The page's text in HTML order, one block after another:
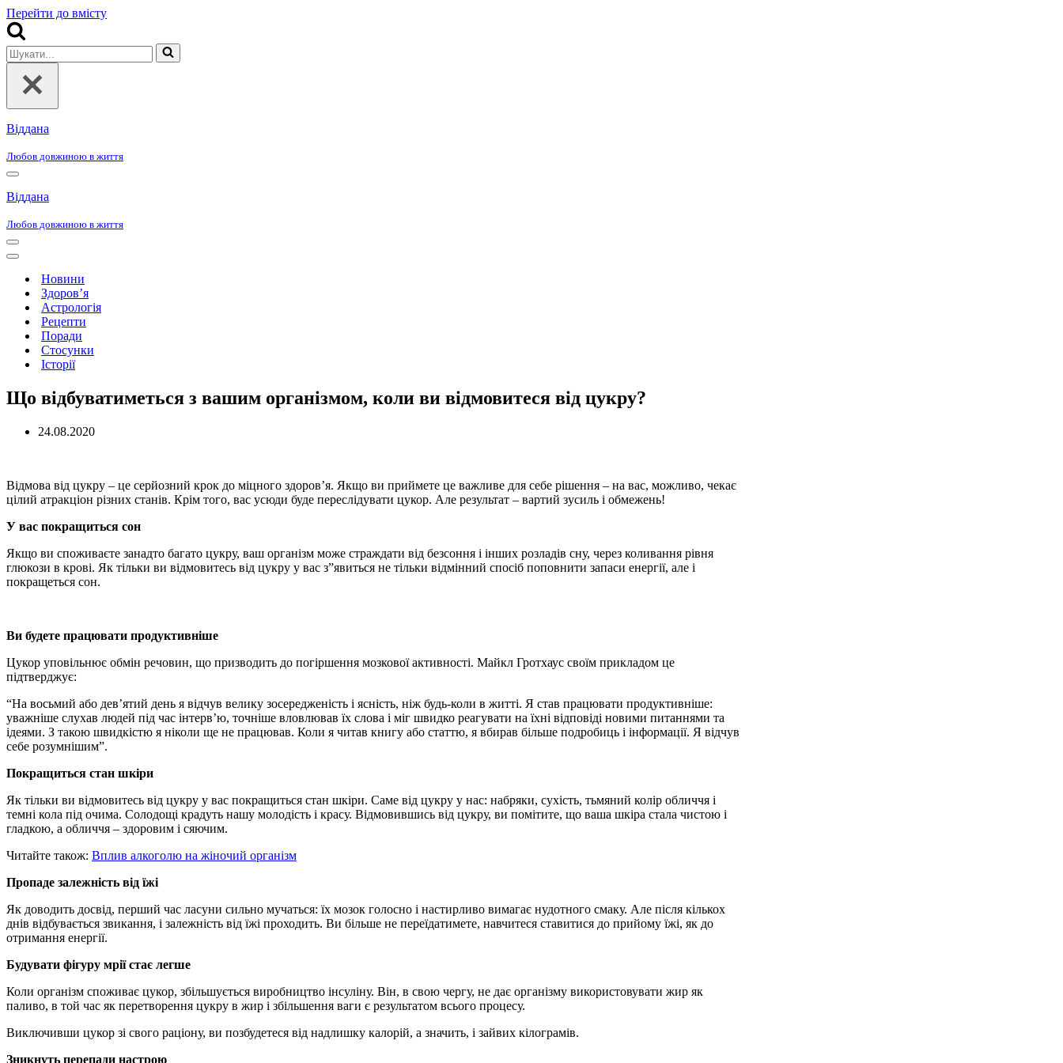
Перейти до вмісту
Шукати...
Віддана
Любов довжиною в життя
Меню
навігації
Віддана
Любов довжиною в життя
Меню
навігації
Меню
навігаціїНовини
Здоров’я
Астрологія
Рецепти
Поради
Стосунки
Історії
Що відбуватиметься з вашим організмом, коли ви відмовитеся від цукру?
24.08.2020
Відмова від цукру – це серйозний крок до міцного здоров’я. Якщо ви приймете це важливе для себе рішення – на вас, можливо, чекає
цілий атракціон різних станів. Крім того, вас усюди буде переслідувати цукор. Але результат – вартий зусиль і обмежень!
У вас покращиться сон
Якщо ви споживаєте занадто багато цукру, ваш організм може страждати від безсоння і інших розладів сну, через коливання рівня
глюкози в крові. Як тільки ви відмовитесь від цукру у вас з”явиться не тільки відмінний спосіб поповнити запаси енергії, але і
покращеться сон.
Ви будете працювати продуктивніше
Цукор уповільнює обмін речовин, що призводить до погіршення мозкової активності. Майкл Гротхаус своїм прикладом це
підтверджує:
“На восьмий або дев’ятий день я відчув велику зосередженість і ясність, ніж будь-коли в житті. Я став працювати продуктивніше:
уважніше слухав людей під час інтерв’ю, точніше вловлював їх слова і міг швидко реагувати на їхні відповіді новими питаннями та
ідеями. З такою швидкістю я ніколи ще не працював. Коли я читав книгу або статтю, я вбирав більше подробиць і інформації. Я відчув
себе розумнішим”.
Покращиться стан шкіри
Як тільки ви відмовитесь від цукру у вас покращиться стан шкіри. Саме від цукру у нас: набряки, сухість, тьмяний колір обличчя і
темні кола під очима. Солодощі крадуть нашу молодість і красу. Відмовившись від цукру, ви помітите, що ваша шкіра стала чистою і
гладкою, а обличчя – здоровим і сяючим.
Читайте також: Вплив алкоголю на жіночий організм
Пропаде залежність від їжі
Як доводить досвід, перший час ласуни сильно мучаться: їх мозок голосно і настирливо вимагає нудотного смаку. Але після кількох
днів відбувається звикання, і залежність від їжі проходить. Ви більше не переїдатимете, навчитеся ставитися до прийому їжі, як до
отримання енергії.
Будувати фігуру мрії стає легше
Коли організм споживає цукор, збільшується виробництво інсуліну. Він, в свою чергу, не дає організму використовувати жир як
паливо, в той час як перетворення цукру в жир і збільшення ваги є результатом всього процесу.
Виключивши цукор зі свого раціону, ви позбудетеся від надлишку калорій, а значить, і зайвих кілограмів.
Зникнуть перепади настрою